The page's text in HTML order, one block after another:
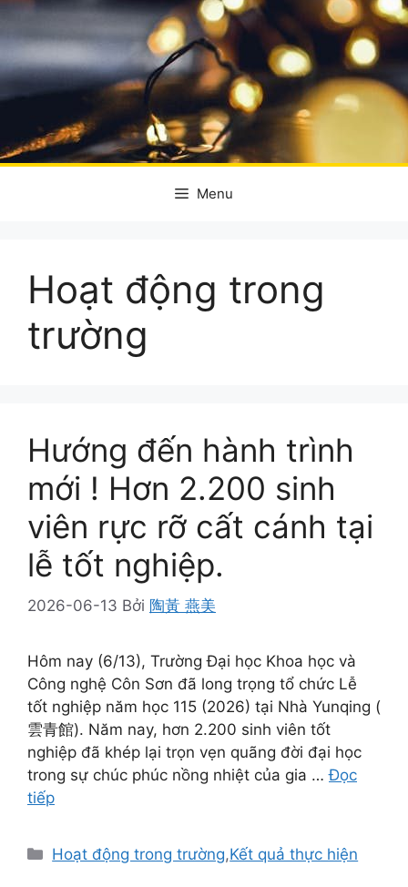
Menu
Hoạt động trong
trường
Hướng đến hành trình
mới ! Hơn 2.200 sinh
viên rực rỡ cất cánh tại
lễ tốt nghiệp.
2026-06-13 Bởi 陶黃 燕美
Hôm nay (6/13), Trường Đại học Khoa học và
Công nghệ Côn Sơn đã long trọng tổ chức Lễ
tốt nghiệp năm học 115 (2026) tại Nhà Yunqing (
雲青館). Năm nay, hơn 2.200 sinh viên tốt
nghiệp đã khép lại trọn vẹn quãng đời đại học
trong sự chúc phúc nồng nhiệt của gia …Đọc
tiếp
Danh
Hoạt động trong trường,Kết quả thực hiện